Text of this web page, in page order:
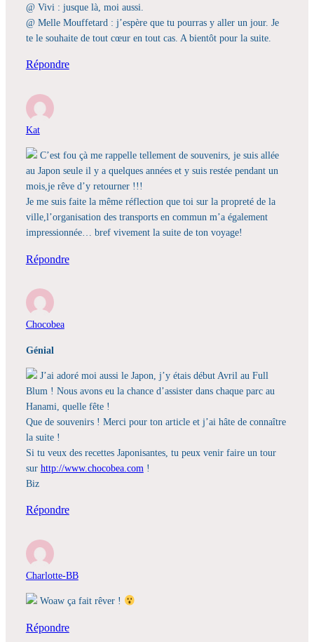
@ Vivi : jusque là, moi aussi.
@ Melle Mouffetard : j’espère que tu pourras y aller un jour. Je
te le souhaite de tout cœur en tout cas. A bientôt pour la suite.
Répondre
Kat
C’est fou çà me rappelle tellement de souvenirs, je suis allée
au Japon seule il y a quelques années et y suis restée pendant un
mois,je rêve d’y retourner !!!
Je me suis faite la même réflection que toi sur la propreté de la
ville,l’organisation des transports en commun m’a également
impressionnée… bref vivement la suite de ton voyage!
Répondre
Chocobea
Génial
J’ai adoré moi aussi le Japon, j’y étais début Avril au Full
Blum ! Nous avons eu la chance d’assister dans chaque parc au
Hanami, quelle fête !
Que de souvenirs ! Merci pour ton article et j’ai hâte de connaître
la suite !
Si tu veux des recettes Japonisantes, tu peux venir faire un tour
sur http://www.chocobea.com !
Biz
Répondre
Charlotte-BB
Woaw ça fait rêver !
Répondre